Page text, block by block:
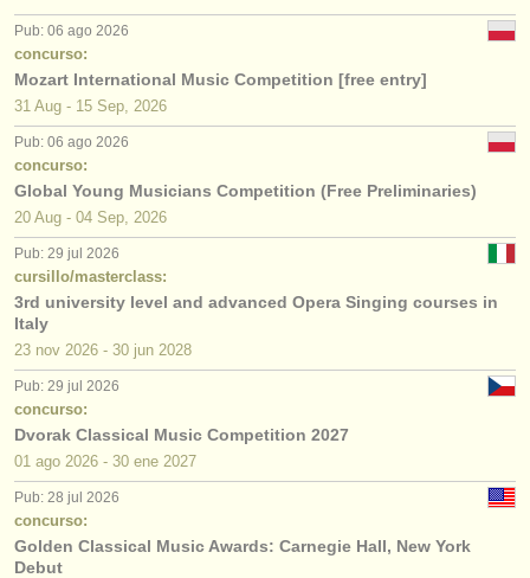
Pub: 06 ago 2026
concurso:
Mozart International Music Competition [free entry]
31 Aug - 15 Sep, 2026
Pub: 06 ago 2026
concurso:
Global Young Musicians Competition (Free Preliminaries)
20 Aug - 04 Sep, 2026
Pub: 29 jul 2026
cursillo/masterclass:
3rd university level and advanced Opera Singing courses in
Italy
23 nov 2026 - 30 jun 2028
Pub: 29 jul 2026
concurso:
Dvorak Classical Music Competition 2027
01 ago 2026 - 30 ene 2027
Pub: 28 jul 2026
concurso:
Golden Classical Music Awards: Carnegie Hall, New York
Debut